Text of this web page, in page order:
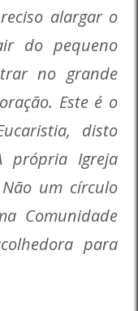
alargar o
do pequeno
no grande
Este é o
disto
própria Igreja
um círculo
Comunidade
para